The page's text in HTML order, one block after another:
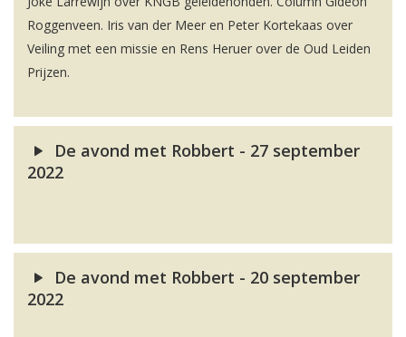
Roggenveen. Iris van der Meer en Peter Kortekaas over
Veiling met een missie en Rens Heruer over de Oud Leiden
Prijzen.
De avond met Robbert - 27 september
2022
De avond met Robbert - 20 september
2022